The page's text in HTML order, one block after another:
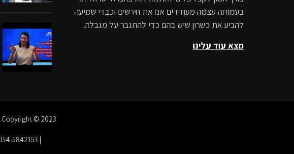
בעמותה עצמה מעודדים אנו את חירשים וכבדי שמיעה
להביע את כשרון שיש בהם כדי להתגבר על מגבלה.
מצא עוד עלינו
Copyright © 2023
| Powered by - AIR Studio | Roey Assa | 054-5842153